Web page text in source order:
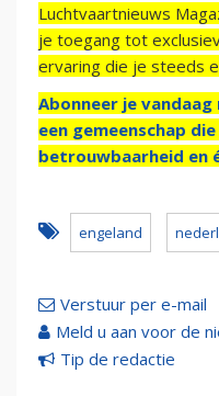
Luchtvaartnieuws
je toegang tot
ervaring die je steeds
Abonneer je
een gemeenschap
betrouwbaarheid en
engeland
Verstuur per e-mail
Meld u aan voor de
Tip de redactie